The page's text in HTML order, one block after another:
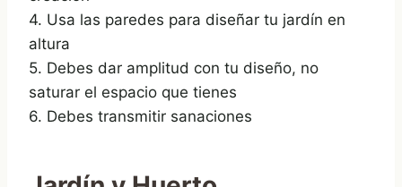
4. Usa las paredes para diseñar tu jardín en
altura
5. Debes dar amplitud con tu diseño, no
saturar el espacio que tienes
6. Debes transmitir sanaciones